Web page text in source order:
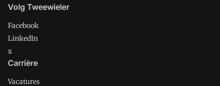
Volg Tweewieler
Facebook
LinkedIn
x
Carrière
Vacatures